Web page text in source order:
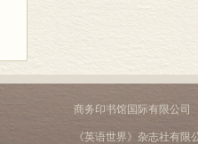
四、 把马克思主义这个
一、 中国特色社会主义
二、 中国特色社会主义
商务印书馆国际有限公司
《英语世界》杂志社有限